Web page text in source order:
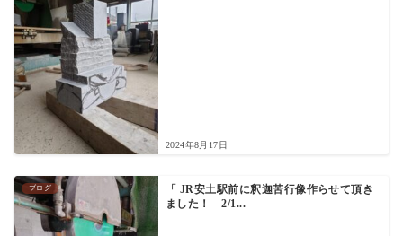
2024年8月17日
ブログ
「 JR安土駅前に釈迦苦行像作らせて頂き
ました！ 2/1...